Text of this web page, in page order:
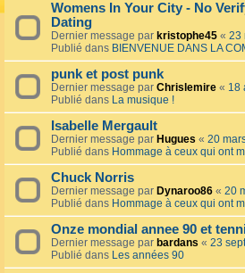
Womens In Your City - No
Dating
Dernier message par kristophe45 « 23
Publié dans BIENVENUE DANS LA
punk et post punk
Dernier message par Chrislemire « 18
Publié dans La musique !
Isabelle Mergault
Dernier message par Hugues « 20
Publié dans Hommage à ceux qui ont
Chuck Norris
Dernier message par Dynaroo86 « 20
Publié dans Hommage à ceux qui ont
Onze mondial annee 90 et
Dernier message par bardans « 23
Publié dans Les années 90